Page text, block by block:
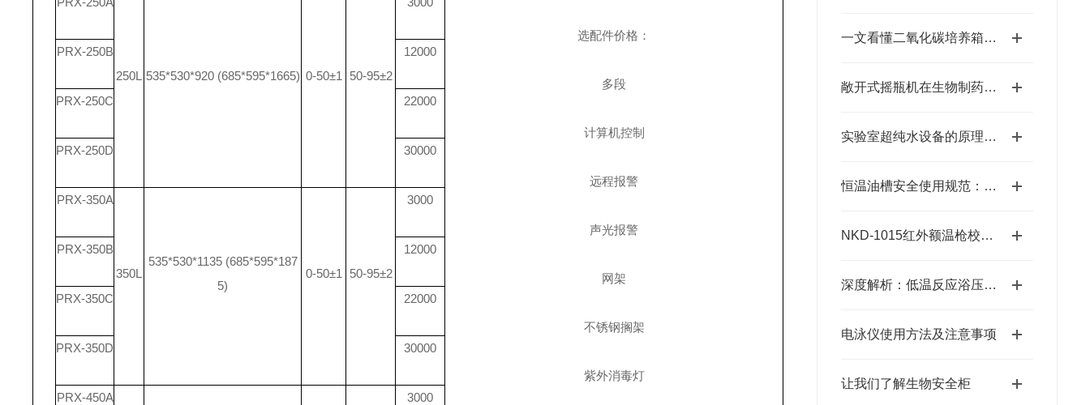
一文看懂二氧化碳培养箱结构、分类及行业用途汇总
敞开式摇瓶机在生物制药公司的应用实例
实验室超纯水设备的原理及纯化过程
恒温油槽安全使用规范：防烫伤、防漏电、防油品泄漏的安全措施
NKD-1015红外额温枪校准检测槽
深度解析：低温反应浴压缩机过热保护及常见故障排查
电泳仪使用方法及注意事项
让我们了解生物安全柜
选配件价格：
多段
计算机控制
远程报警
声光报警
网架
不锈钢搁架
紫外消毒灯
250L 535*530*920 (685*595*1665) 0-50±1 50-95±2
PRX-250B 12000
PRX-250C 22000
PRX-250D 30000
PRX-350A
350L
535*530*1135 (685*595*187
5)
0-50±1 50-95±2
3000
PRX-350B 12000
PRX-350C 22000
PRX-350D 30000
PRX-450A 3000